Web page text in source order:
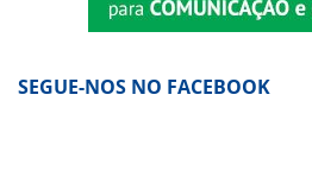
SEGUE-NOS NO FACEBOOK